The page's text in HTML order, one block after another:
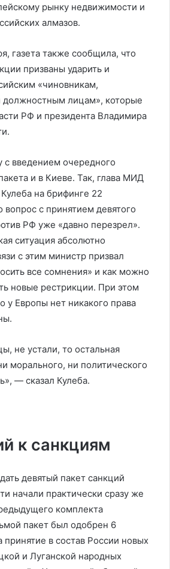
рынку недвижимости и
алмазов.
газета также сообщила, что
призваны ударить и
«чиновникам,
должностным лицам», которые
РФ и президента Владимира
с введением очередного
и в Киеве. Так, глава МИД
на брифинге 22
вопрос с принятием девятого
РФ уже «давно перезрел».
ситуация абсолютно
с этим министр призвал
все сомнения» и как можно
новые рестрикции. При этом
у Европы нет никакого права
не устали, то остальная
морального, ни политического
— сказал Кулеба.
к санкциям
девятый пакет санкций
начали практически сразу же
комплекта
пакет был одобрен 6
принятие в состав России новых
и Луганской народных